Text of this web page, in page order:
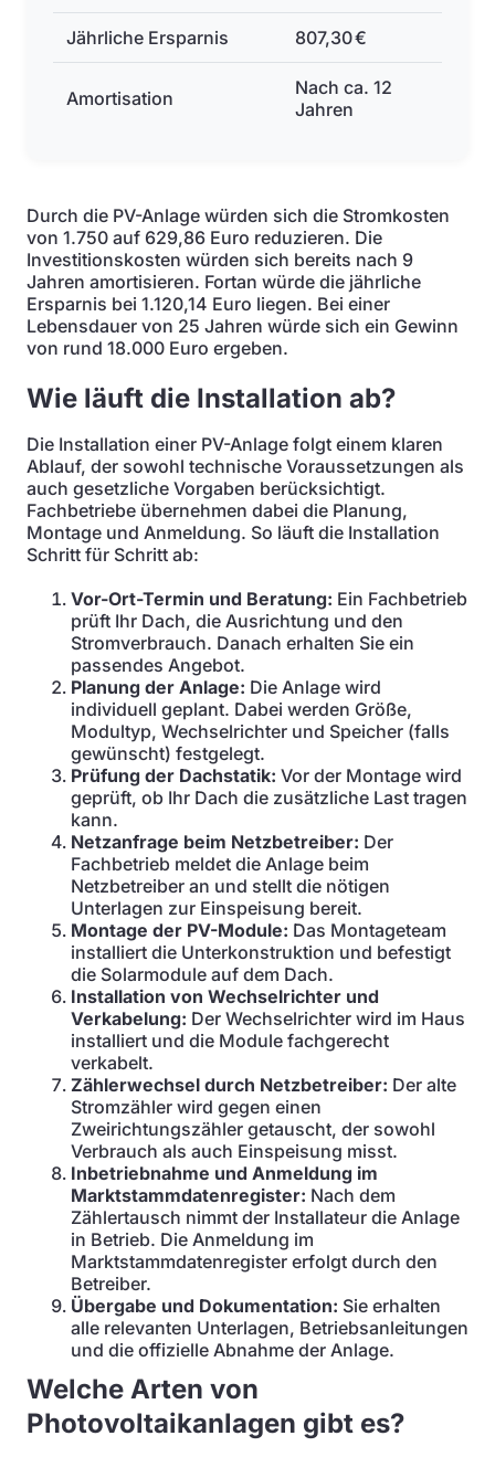
Jährliche Ersparnis 807,30 €
Amortisation
Nach ca. 12
Jahren
Durch die PV-Anlage würden sich die Stromkosten
von 1.750 auf 629,86 Euro reduzieren. Die
Investitionskosten würden sich bereits nach 9
Jahren amortisieren. Fortan würde die jährliche
Ersparnis bei 1.120,14 Euro liegen. Bei einer
Lebensdauer von 25 Jahren würde sich ein Gewinn
von rund 18.000 Euro ergeben.
Wie läuft die Installation ab?
Die Installation einer PV-Anlage folgt einem klaren
Ablauf, der sowohl technische Voraussetzungen als
auch gesetzliche Vorgaben berücksichtigt.
Fachbetriebe übernehmen dabei die Planung,
Montage und Anmeldung. So läuft die Installation
Schritt für Schritt ab:
Vor-Ort-Termin und Beratung: Ein Fachbetrieb
prüft Ihr Dach, die Ausrichtung und den
Stromverbrauch. Danach erhalten Sie ein
passendes Angebot.
Planung der Anlage: Die Anlage wird
individuell geplant. Dabei werden Größe,
Modultyp, Wechselrichter und Speicher (falls
gewünscht) festgelegt.
Prüfung der Dachstatik: Vor der Montage wird
geprüft, ob Ihr Dach die zusätzliche Last tragen
kann.
Netzanfrage beim Netzbetreiber: Der
Fachbetrieb meldet die Anlage beim
Netzbetreiber an und stellt die nötigen
Unterlagen zur Einspeisung bereit.
Montage der PV-Module: Das Montageteam
installiert die Unterkonstruktion und befestigt
die Solarmodule auf dem Dach.
Installation von Wechselrichter und
Verkabelung: Der Wechselrichter wird im Haus
installiert und die Module fachgerecht
verkabelt.
Zählerwechsel durch Netzbetreiber: Der alte
Stromzähler wird gegen einen
Zweirichtungszähler getauscht, der sowohl
Verbrauch als auch Einspeisung misst.
Inbetriebnahme und Anmeldung im
Marktstammdatenregister: Nach dem
Zählertausch nimmt der Installateur die Anlage
in Betrieb. Die Anmeldung im
Marktstammdatenregister erfolgt durch den
Betreiber.
Übergabe und Dokumentation: Sie erhalten
alle relevanten Unterlagen, Betriebsanleitungen
und die offizielle Abnahme der Anlage.
Welche Arten von
Photovoltaikanlagen gibt es?